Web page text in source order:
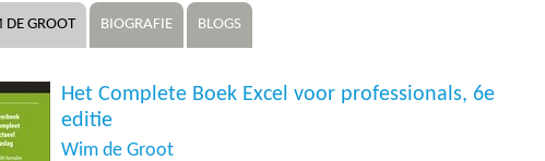
GROOT BIOGRAFIE BLOGS
Het Complete Boek Excel voor professionals, 6e
editie
Wim de Groot